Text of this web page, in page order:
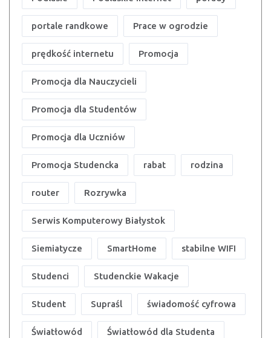
portale randkowe Prace w ogrodzie
prędkość internetu Promocja
Promocja dla Nauczycieli
Promocja dla Studentów
Promocja dla Uczniów
Promocja Studencka rabat rodzina
router Rozrywka
Serwis Komputerowy Białystok
Siemiatycze SmartHome stabilne WIFI
Studenci Studenckie Wakacje
Student Supraśl świadomość cyfrowa
Światłowód Światłowód dla Studenta